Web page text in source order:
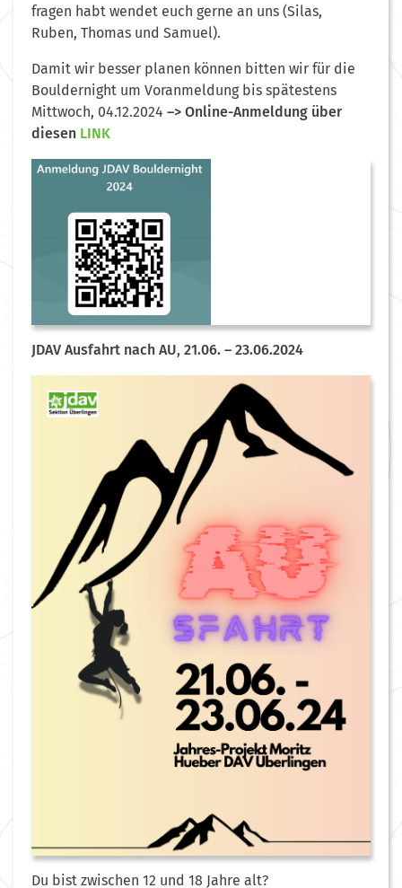
fragen habt wendet euch gerne an uns (Silas,
Ruben, Thomas und Samuel).
Damit wir besser planen können bitten wir für die
Bouldernight um Voranmeldung bis spätestens
Mittwoch, 04.12.2024 –> Online-Anmeldung über
diesen LINK
JDAV Ausfahrt nach AU, 21.06. – 23.06.2024
Du bist zwischen 12 und 18 Jahre alt?